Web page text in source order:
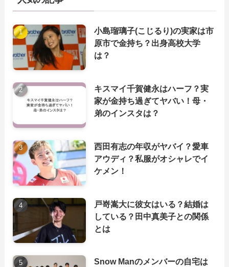
小島瑠璃子(こじるり)の実家は市
原市で金持ち？出身高校大学
は？
キスマイ千賀健永はハーフ？実
家が金持ち過ぎてヤバい！母・
弟のインスタは？
西田有志の年収がヤバイ？愛車
アウディ？私服がオシャレでイ
ケメン！
戸嵜嵩大に彼女はいる？結婚は
している？田中真美子との関係
とは
Snow Manのメンバーの自宅は